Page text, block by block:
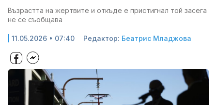
Възрастта на жертвите и откъде е пристигнал той засега
не се съобщава
11.05.2026 • 07:40 Редактор: Беатрис Младжова